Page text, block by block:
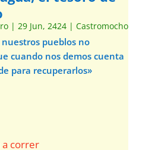
| 29 Jun, 2424| Castromocho
pueblos no
cuando nos demos cuenta
para recuperarlos»